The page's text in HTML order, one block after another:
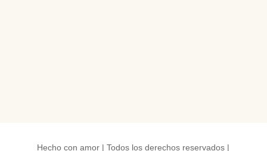
Hecho con amor | Todos los derechos reservados |